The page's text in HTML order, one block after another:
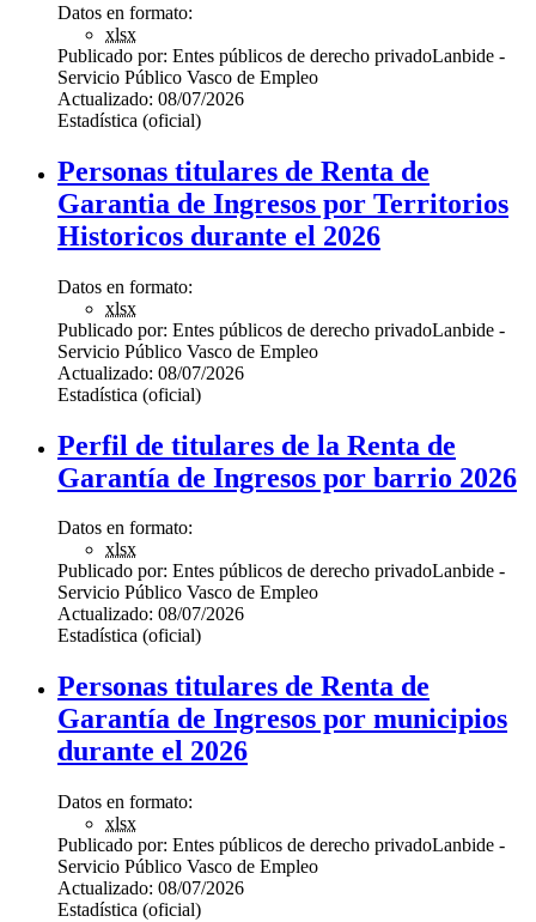
Datos en formato:
xlsx
Publicado por: Entes públicos de derecho privadoLanbide -
Servicio Público Vasco de Empleo
Actualizado: 08/07/2026
Estadística (oficial)
Personas titulares de Renta de
Garantia de Ingresos por Territorios
Historicos durante el 2026
Datos en formato:
xlsx
Publicado por: Entes públicos de derecho privadoLanbide -
Servicio Público Vasco de Empleo
Actualizado: 08/07/2026
Estadística (oficial)
Perfil de titulares de la Renta de
Garantía de Ingresos por barrio 2026
Datos en formato:
xlsx
Publicado por: Entes públicos de derecho privadoLanbide -
Servicio Público Vasco de Empleo
Actualizado: 08/07/2026
Estadística (oficial)
Personas titulares de Renta de
Garantía de Ingresos por municipios
durante el 2026
Datos en formato:
xlsx
Publicado por: Entes públicos de derecho privadoLanbide -
Servicio Público Vasco de Empleo
Actualizado: 08/07/2026
Estadística (oficial)